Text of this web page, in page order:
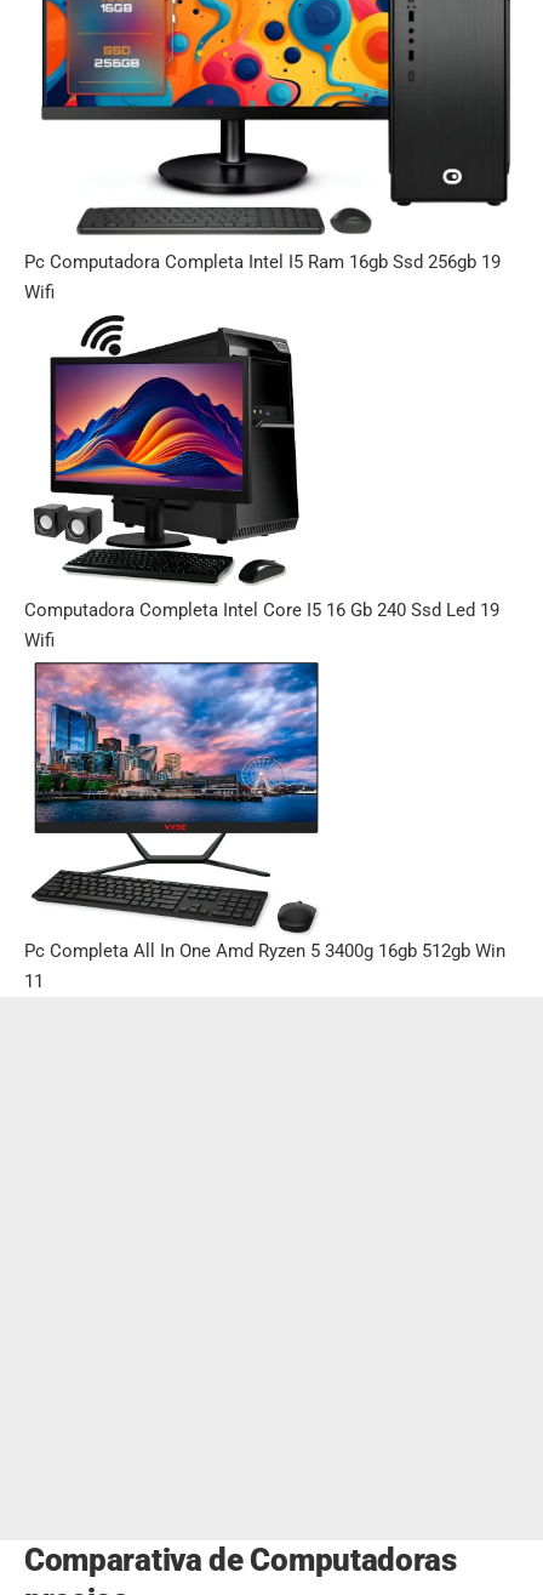
Pc Computadora Completa Intel I5 Ram 16gb Ssd 256gb 19
Wifi
Computadora Completa Intel Core I5 16 Gb 240 Ssd Led 19
Wifi
Pc Completa All In One Amd Ryzen 5 3400g 16gb 512gb Win
11
Comparativa de Computadoras